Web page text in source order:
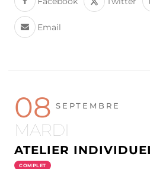
Email
08 SEPTEMBRE
MARDI
ATELIER
COMPLET